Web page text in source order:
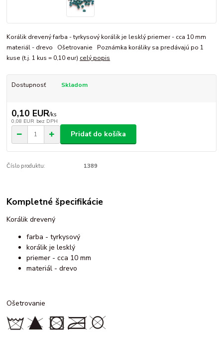
Korálik drevený farba - tyrkysový korálik je lesklý priemer - cca 10 mm
materiál - drevo Ošetrovanie Poznámka koráliky sa predávajú po 1
kuse (t.j. 1 kus = 0,10 eur) celý popis
Dostupnosť Skladom
0,10 EUR/ks
0,08 EUR bez DPH
Pridať do košíka
Číslo produktu: 1389
Kompletné špecifikácie
Korálik drevený
farba - tyrkysový
korálik je lesklý
priemer - cca 10 mm
materiál - drevo
Ošetrovanie